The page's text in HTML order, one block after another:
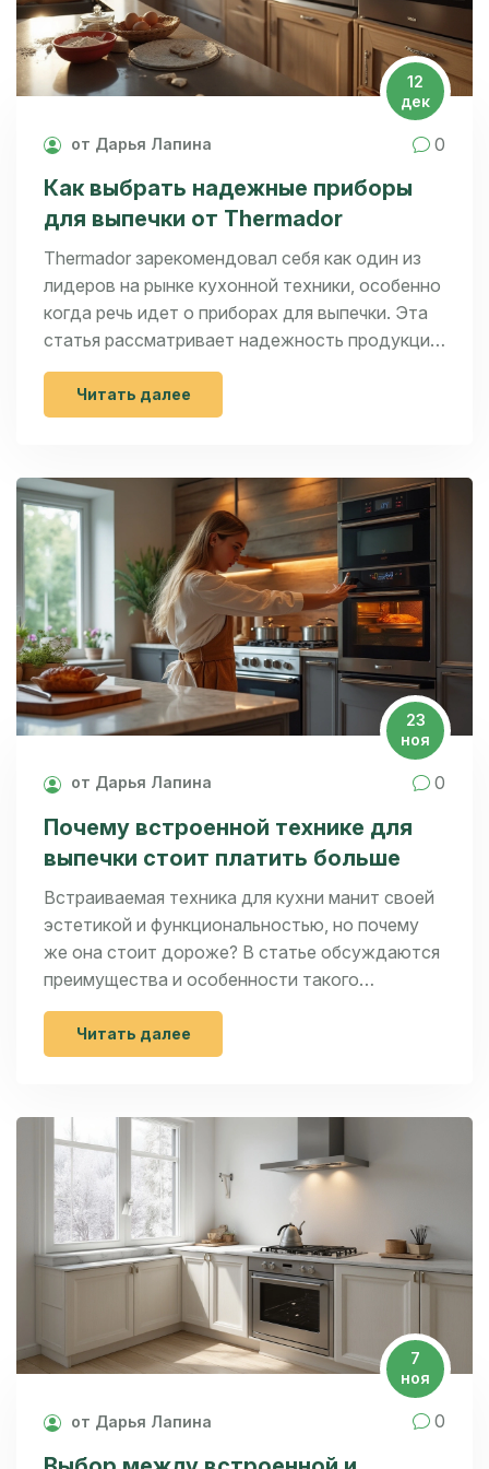
12
дек
от Дарья Лапина 0
Как выбрать надежные приборы
для выпечки от Thermador
Thermador зарекомендовал себя как один из
лидеров на рынке кухонной техники, особенно
когда речь идет о приборах для выпечки. Эта
статья рассматривает надежность продукции
Thermador, начиная от функциональности и
долговечности до инноваций и практичных
советов по использованию. Важный аспект
долговечности и энергоэффективности. Здесь
также предлагаются практические советы по
правильному уходу за оборудованием для
сохранения его качеств на долгие годы.
Читать далее
23
ноя
от Дарья Лапина 0
Почему встроенной технике для
выпечки стоит платить больше
Встраиваемая техника для кухни манит своей
эстетикой и функциональностью, но почему
же она стоит дороже? В статье обсуждаются
преимущества и особенности такого
оборудования, включая его удобство
использования и долгосрочную экономию.
Рассмотрены также интересные факты о
подходящей техники для любителей выпечки.
Узнайте, как сделать выпечку более простой и
приятной задачей на вашей кухне.
Читать далее
7
ноя
от Дарья Лапина 0